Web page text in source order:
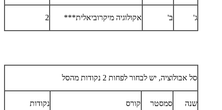
ג' ב' אקולוגיה מיקרוביאלית*** 2
סל אבולוציה, יש לבחור לפחות 2 נקודות מהסל
שנה סמסטר קורס נקודות